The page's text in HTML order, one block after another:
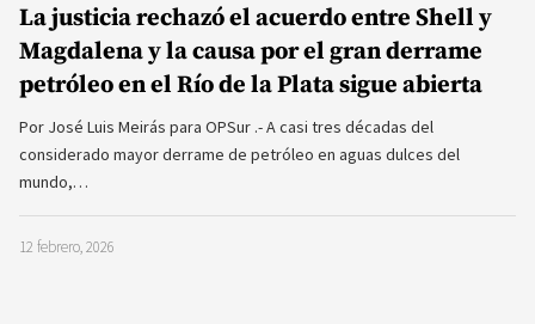
La justicia rechazó el acuerdo entre Shell y
Magdalena y la causa por el gran derrame
petróleo en el Río de la Plata sigue abierta
Por José Luis Meirás para OPSur .- A casi tres décadas del
considerado mayor derrame de petróleo en aguas dulces del
mundo,…
12 febrero, 2026